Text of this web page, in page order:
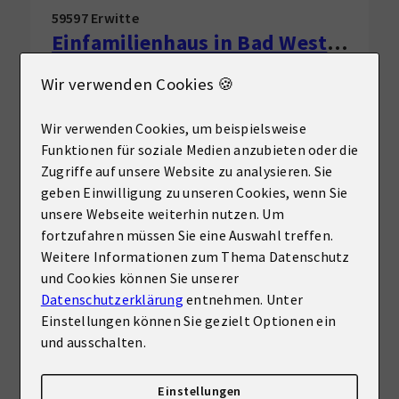
59597 Erwitte
Einfamilienhaus in Bad Westernkotten zu verkaufen!
ca. 155 m² 4
Kaufpreis
229.900 € Mehr erfahren
« ‹ 1 2 3 › »
Kann ich mir meine Immobilie leisten?
Wir verwenden Cookies 🍪
Wir verwenden Cookies, um beispielsweise
Funktionen für soziale Medien anzubieten oder die
Zugriffe auf unsere Website zu analysieren. Sie
geben Einwilligung zu unseren Cookies, wenn Sie
unsere Webseite weiterhin nutzen. Um
fortzufahren müssen Sie eine Auswahl treffen.
Weitere Informationen zum Thema Datenschutz
und Cookies können Sie unserer
Datenschutzerklärung entnehmen. Unter
Einstellungen können Sie gezielt Optionen ein
und ausschalten.
Einstellungen